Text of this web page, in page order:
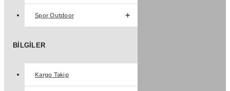
Spor Outdoor
BILGILER
Kargo Takip